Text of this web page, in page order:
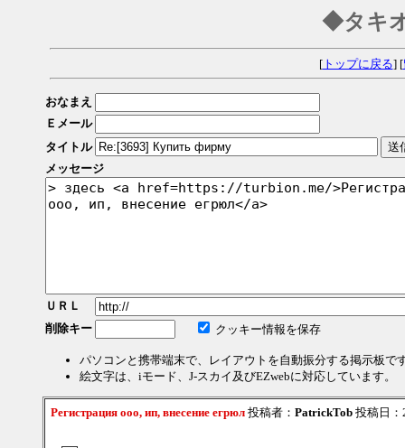
◆タキ
[トップに戻る] [
おなまえ
Ｅメール
タイトル
メッセージ
ＵＲＬ
削除キー
クッキー情報を保存
パソコンと携帯端末で、レイアウトを自動振分する掲示板で
絵文字は、iモード、J-スカイ及びEZwebに対応しています。
Регистрация ооо, ип, внесение егрюл 投稿者： PatrickTob 投稿日